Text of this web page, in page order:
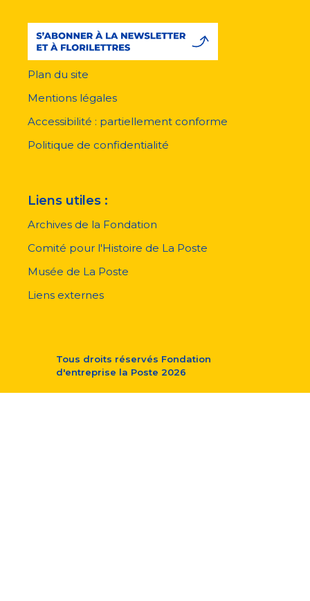
pied
page
Plan du site
Mentions légales
Accessibilité : partiellement conforme
Politique de confidentialité
Liens utiles :
Archives de la Fondation
Comité pour l'Histoire de La Poste
Musée de La Poste
Liens externes
Tous droits réservés Fondation
d'entreprise la Poste 2026